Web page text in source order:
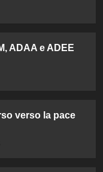
ADAA e ADEE
verso la pace